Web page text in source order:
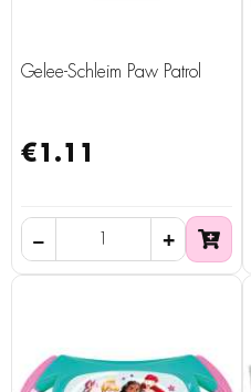
Gelee-Schleim Paw Patrol
€1.11